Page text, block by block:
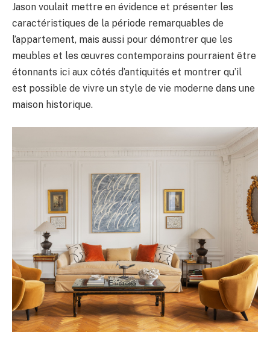
Jason voulait mettre en évidence et présenter les
caractéristiques de la période remarquables de
l’appartement, mais aussi pour démontrer que les
meubles et les œuvres contemporains pourraient être
étonnants ici aux côtés d’antiquités et montrer qu’il
est possible de vivre un style de vie moderne dans une
maison historique.